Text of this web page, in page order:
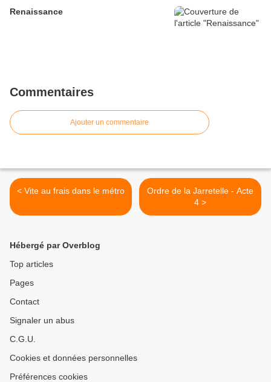
Renaissance
Commentaires
Ajouter un commentaire
< Vite au frais dans le métro
Ordre de la Jarretelle - Acte
4 >
Hébergé par Overblog
Top articles
Pages
Contact
Signaler un abus
C.G.U.
Cookies et données personnelles
Préférences cookies